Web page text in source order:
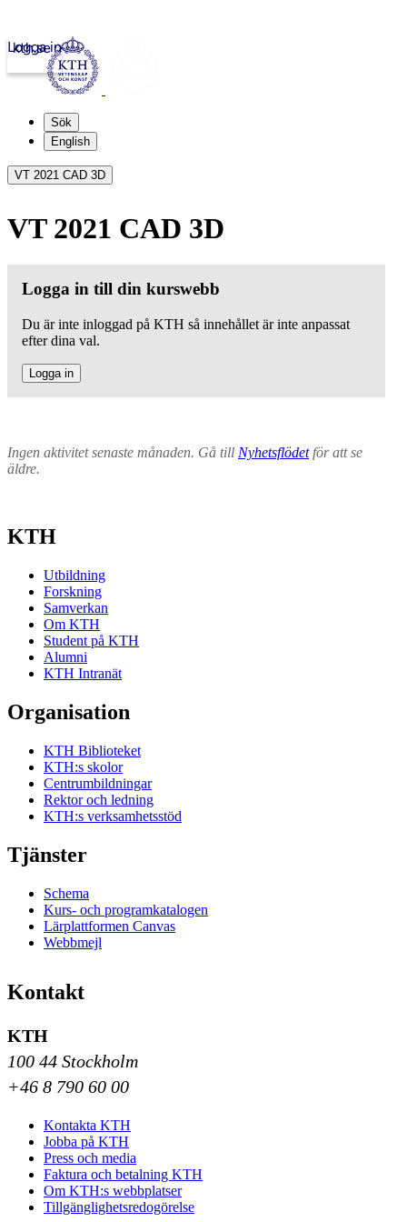
kth.se
Logga in
Sök
English
VT 2021 CAD 3D
VT 2021 CAD 3D
Logga in till din kurswebb
Du är inte inloggad på KTH så innehållet är inte anpassat
efter dina val.
Logga in
Ingen aktivitet senaste månaden. Gå till Nyhetsflödetför att se
äldre.
KTH
Utbildning
Forskning
Samverkan
Om KTH
Student på KTH
Alumni
KTH Intranät
Organisation
KTH Biblioteket
KTH:s skolor
Centrumbildningar
Rektor och ledning
KTH:s verksamhetsstöd
Tjänster
Schema
Kurs- och programkatalogen
Lärplattformen Canvas
Webbmejl
Kontakt
KTH
100 44 Stockholm
+46 8 790 60 00
Kontakta KTH
Jobba på KTH
Press och media
Faktura och betalning KTH
Om KTH:s webbplatser
Tillgänglighetsredogörelse